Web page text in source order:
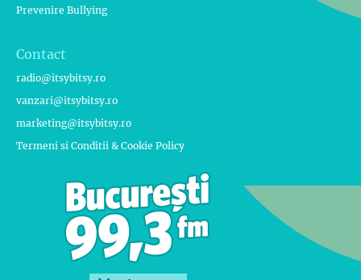
Prevenire Bullying
Contact
radio@itsybitsy.ro
vanzari@itsybitsy.ro
marketing@itsybitsy.ro
Termeni si Conditii & Cookie Policy